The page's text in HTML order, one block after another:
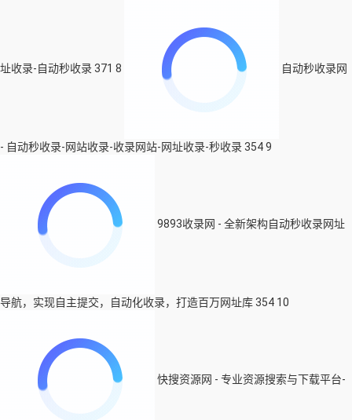
址收录-自动秒收录371 8 自动秒收录网
- 自动秒收录-网站收录-收录网站-网址收录-秒收录3549
9893收录网 - 全新架构自动秒收录网址
导航，实现自主提交，自动化收录，打造百万网址库354 10
快搜资源网 - 专业资源搜索与下载平台-